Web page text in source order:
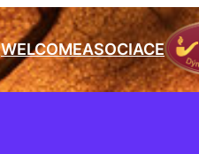
WELCOMEASOCIACE